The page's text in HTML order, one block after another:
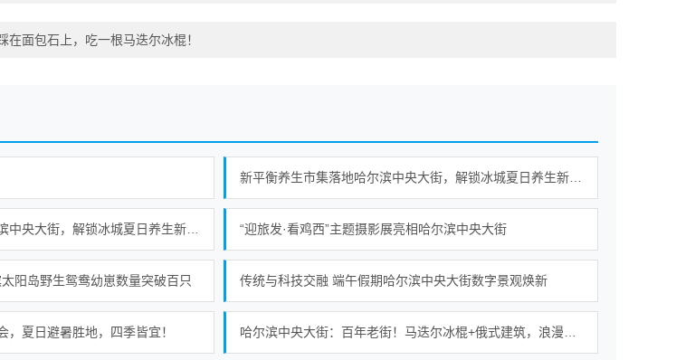
在面包石上，吃一根马迭尔冰棍！
新平衡养生市集落地哈尔滨中央大街，解锁冰城夏日养生新范式 “迎旅发·看鸡西”主题摄影展亮相哈尔滨中央大街
阳岛野生鸳鸯幼崽数量突破百只 传统与科技交融 端午假期哈尔滨中央大街数字景观焕新
，夏日避暑胜地，四季皆宜！